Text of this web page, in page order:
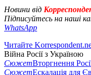
Новини від
Підписуйтесь на наші
WhatsApp
Читайте
Війна Росії з Україною
СюжетВторгнення
СюжетЕскалація для